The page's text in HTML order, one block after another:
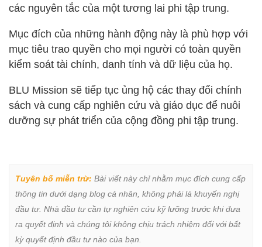
các nguyên tắc của một tương lai phi tập trung.
Mục đích của những hành động này là phù hợp với
mục tiêu trao quyền cho mọi người có toàn quyền
kiểm soát tài chính, danh tính và dữ liệu của họ.
BLU Mission sẽ tiếp tục ủng hộ các thay đổi chính
sách và cung cấp nghiên cứu và giáo dục để nuôi
dưỡng sự phát triển của cộng đồng phi tập trung.
Tuyên bố miễn trừ: Bài viết này chỉ nhằm mục đích cung cấp
thông tin dưới dạng blog cá nhân, không phải là khuyến nghị
đầu tư. Nhà đầu tư cần tự nghiên cứu kỹ lưỡng trước khi đưa
ra quyết định và chúng tôi không chịu trách nhiệm đối với bất
kỳ quyết định đầu tư nào của bạn.